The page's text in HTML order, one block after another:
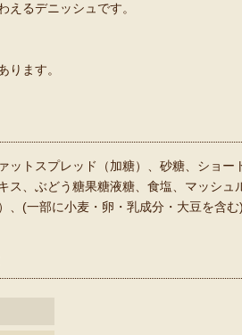
えるデニッシュです。
ります。
ットスプレッド（加糖）、砂糖、ショ
ス、ぶどう糖果糖液糖、食塩、マッ
、(一部に小麦・卵・乳成分・大豆を含む